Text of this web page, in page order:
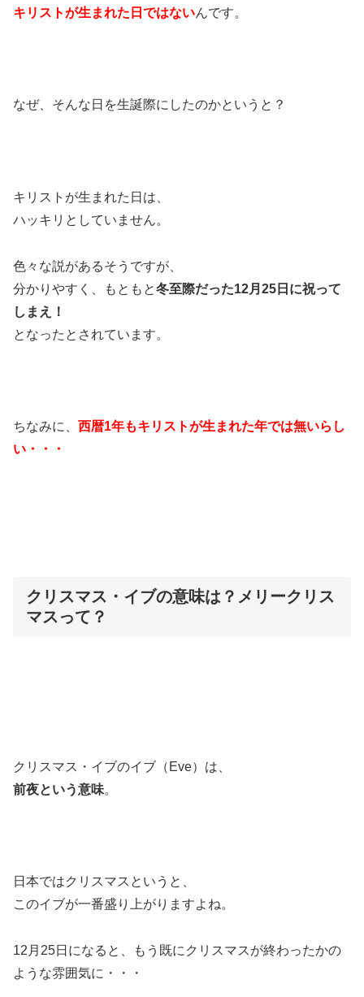
キリストが生まれた日ではないんです。
なぜ、そんな日を生誕際にしたのかというと？
キリストが生まれた日は、
ハッキリとしていません。
色々な説があるそうですが、
分かりやすく、もともと冬至際だった12月25日に祝って
しまえ！
となったとされています。
ちなみに、 西暦1年もキリストが生まれた年では無いらし
い・・・
クリスマス・イブの意味は？メリークリス
マスって？
クリスマス・イブのイブ（Eve）は、
前夜という意味。
日本ではクリスマスというと、
このイブが一番盛り上がりますよね。
12月25日になると、もう既にクリスマスが終わったかの
ような雰囲気に・・・